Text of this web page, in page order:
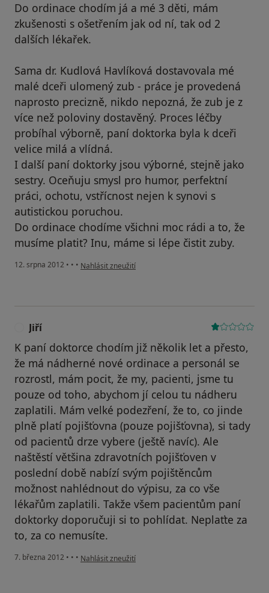
Do ordinace chodím já a mé 3 děti, mám
zkušenosti s ošetřením jak od ní, tak od 2
dalších lékařek.
Sama dr. Kudlová Havlíková dostavovala mé
malé dceři ulomený zub - práce je provedená
naprosto precizně, nikdo nepozná, že zub je z
více než poloviny dostavěný. Proces léčby
probíhal výborně, paní doktorka byla k dceři
velice milá a vlídná.
I další paní doktorky jsou výborné, stejně jako
sestry. Oceňuju smysl pro humor, perfektní
práci, ochotu, vstřícnost nejen k synovi s
autistickou poruchou.
Do ordinace chodíme všichni moc rádi a to, že
musíme platit? Inu, máme si lépe čistit zuby.
12. srpna 2012 • • • podle názoru uživatele Váš účet byl odstraněn
Nahlásit zneužití
Jiří
K paní doktorce chodím již několik let a přesto,
že má nádherné nové ordinace a personál se
rozrostl, mám pocit, že my, pacienti, jsme tu
pouze od toho, abychom jí celou tu nádheru
zaplatili. Mám velké podezření, že to, co jinde
plně platí pojišťovna (pouze pojišťovna), si tady
od pacientů drze vybere (ještě navíc). Ale
naštěstí většina zdravotních pojišťoven v
poslední době nabízí svým pojištěncům
možnost nahlédnout do výpisu, za co vše
lékařům zaplatili. Takže všem pacientům paní
doktorky doporučuji si to pohlídat. Neplaťte za
to, za co nemusíte.
7. března 2012 • • • podle názoru uživatele Jiří
Nahlásit zneužití